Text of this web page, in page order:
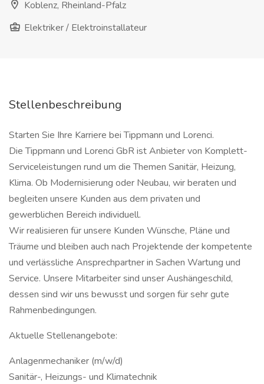
Koblenz, Rheinland-Pfalz
Elektriker / Elektroinstallateur
Stellenbeschreibung
Starten Sie Ihre Karriere bei Tippmann und Lorenci.
Die Tippmann und Lorenci GbR ist Anbieter von Komplett-
Serviceleistungen rund um die Themen Sanitär, Heizung,
Klima. Ob Modernisierung oder Neubau, wir beraten und
begleiten unsere Kunden aus dem privaten und
gewerblichen Bereich individuell.
Wir realisieren für unsere Kunden Wünsche, Pläne und
Träume und bleiben auch nach Projektende der kompetente
und verlässliche Ansprechpartner in Sachen Wartung und
Service. Unsere Mitarbeiter sind unser Aushängeschild,
dessen sind wir uns bewusst und sorgen für sehr gute
Rahmenbedingungen.
Aktuelle Stellenangebote:
Anlagenmechaniker (m/w/d)
Sanitär-, Heizungs- und Klimatechnik